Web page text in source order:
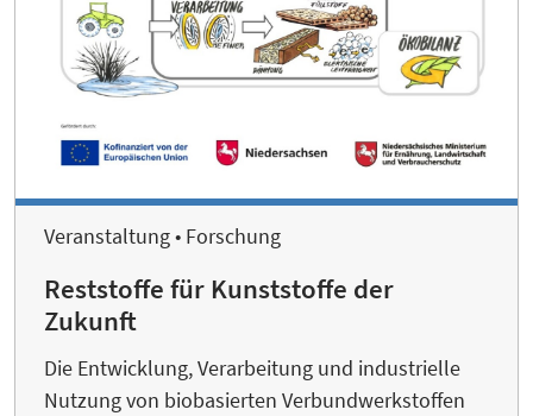
Veranstaltung • Forschung
Reststoffe für Kunststoffe der
Zukunft
Die Entwicklung, Verarbeitung und industrielle
Nutzung von biobasierten Verbundwerkstoffen